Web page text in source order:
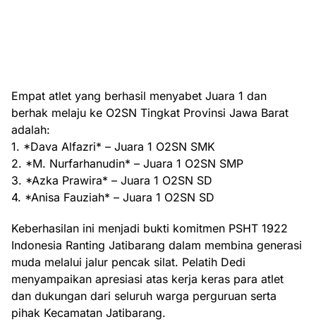
Empat atlet yang berhasil menyabet Juara 1 dan
berhak melaju ke O2SN Tingkat Provinsi Jawa Barat
adalah:
1. *Dava Alfazri* – Juara 1 O2SN SMK
2. *M. Nurfarhanudin* – Juara 1 O2SN SMP
3. *Azka Prawira* – Juara 1 O2SN SD
4. *Anisa Fauziah* – Juara 1 O2SN SD
Keberhasilan ini menjadi bukti komitmen PSHT 1922
Indonesia Ranting Jatibarang dalam membina generasi
muda melalui jalur pencak silat. Pelatih Dedi
menyampaikan apresiasi atas kerja keras para atlet
dan dukungan dari seluruh warga perguruan serta
pihak Kecamatan Jatibarang.